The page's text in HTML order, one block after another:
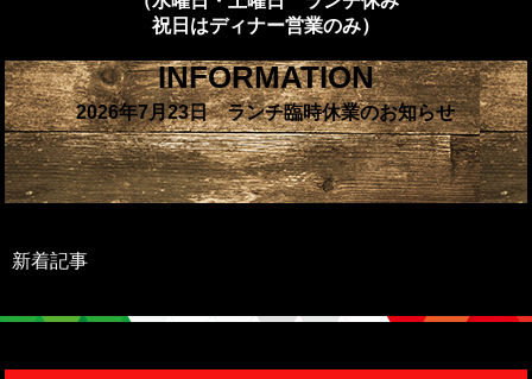
祝日はディナー営業のみ）
INFORMATION
2026年7月23日 ランチ臨時休業のお知らせ
新着記事